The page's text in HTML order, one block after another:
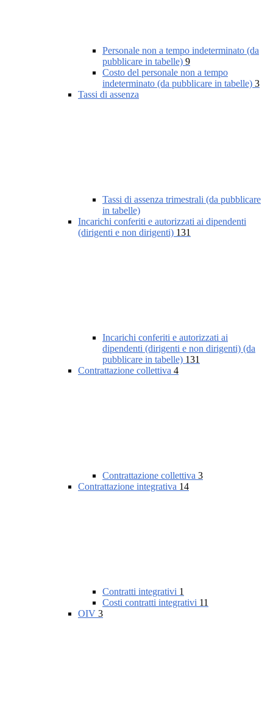
Personale non a tempo indeterminato (da
pubblicare in tabelle) 9
Costo del personale non a tempo
indeterminato (da pubblicare in tabelle) 3
Tassi di assenza
Tassi di assenza trimestrali (da pubblicare
in tabelle)
Incarichi conferiti e autorizzati ai dipendenti
(dirigenti e non dirigenti) 131
Incarichi conferiti e autorizzati ai
dipendenti (dirigenti e non dirigenti) (da
pubblicare in tabelle) 131
Contrattazione collettiva 4
Contrattazione collettiva 3
Contrattazione integrativa 14
Contratti integrativi 1
Costi contratti integrativi 11
OIV 3